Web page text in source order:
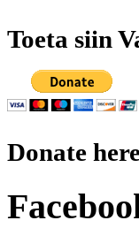
Toeta siin
Donate